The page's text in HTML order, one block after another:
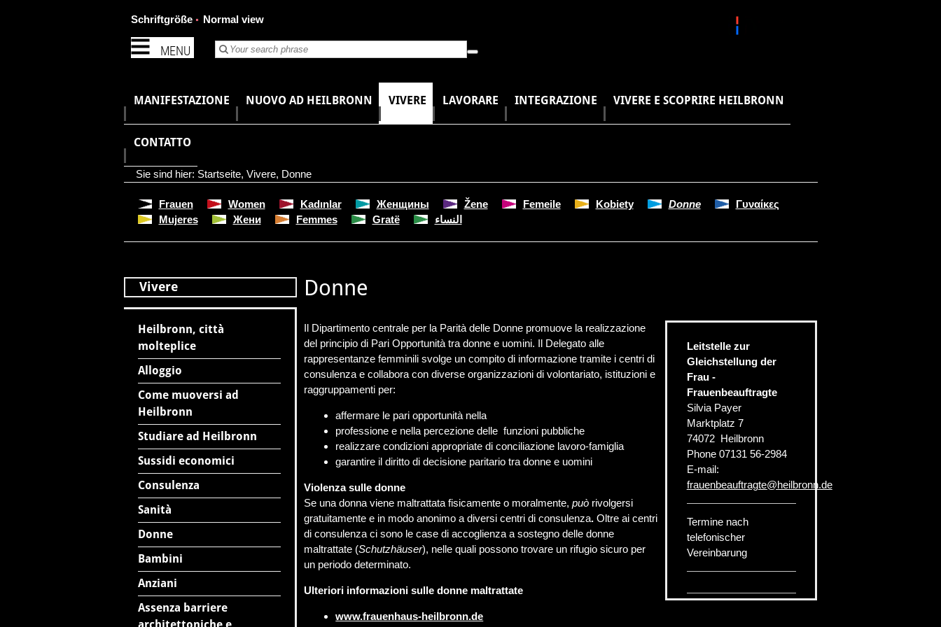
MENU
Schriftgröße Normal view
MANIFESTAZIONE NUOVO AD HEILBRONN VIVERE LAVORARE INTEGRAZIONE VIVERE E SCOPRIRE HEILBRONN
CONTATTO
Sie sind hier: Startseite, Vivere, Donne
Frauen Women Kadınlar Женщины Žene Femeile Kobiety Donne
Γυναίκες
Mujeres
Жени Femmes Gratë النساء
Vivere
Heilbronn, città
molteplice
Alloggio
Come muoversi ad
Heilbronn
Studiare ad Heilbronn
Sussidi economici
Consulenza
Sanità
Donne
Bambini
Anziani
Assenza barriere
Donne
Il Dipartimento centrale per la Parità delle Donne promuove la realizzazione
del principio di Pari Opportunità tra donne e uomini. Il Delegato alle
rappresentanze femminili svolge un compito di informazione tramite i centri di
consulenza e collabora con diverse organizzazioni di volontariato, istituzioni e
raggruppamenti per:
affermare le pari opportunità nella
professione e nella percezione delle funzioni pubbliche
realizzare condizioni appropriate di conciliazione lavoro-famiglia
garantire il diritto di decisione paritario tra donne e uomini
Violenza sulle donne
Se una donna viene maltrattata fisicamente o moralmente,può rivolgersi
gratuitamente e in modo anonimo a diversi centri di consulenza.Oltre ai centri
di consulenza ci sono le case di accoglienza a sostegno delle donne
maltrattate (Schutzhäuser), nelle quali possono trovare un rifugio sicuro per
un periodo determinato.
Ulteriori informazioni sulle donne maltrattate
www.frauenhaus-heilbronn.de
Leitstelle zur
Gleichstellung der
Frau -
Frauenbeauftragte
Silvia Payer
Marktplatz 7
74072 Heilbronn
Phone 07131 56-2984
E-mail:
frauenbeauftragte@heilbronn.de
Termine nach
telefonischer
Vereinbarung